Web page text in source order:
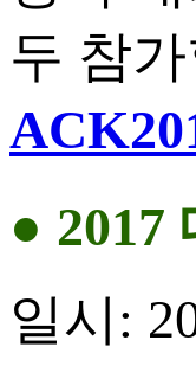
두 참
● 2017
일시: